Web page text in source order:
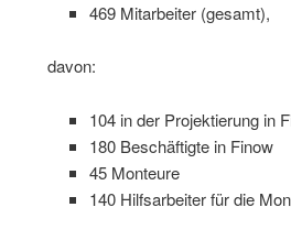
469 Mitarbeiter (gesamt),
davon:
104 in der Projektierung in
180 Beschäftigte in Finow
45 Monteure
140 Hilfsarbeiter für die